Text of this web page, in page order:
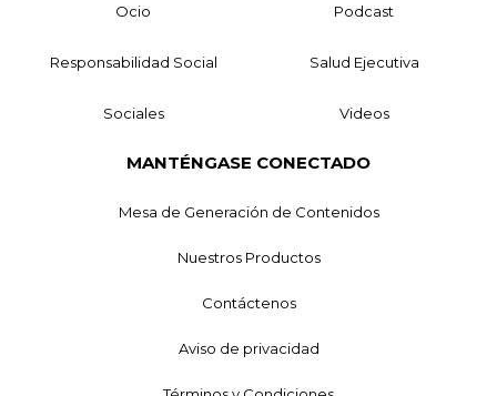
Ocio Podcast
Responsabilidad Social Salud Ejecutiva
Sociales Videos
MANTÉNGASE CONECTADO
Mesa de Generación de Contenidos
Nuestros Productos
Contáctenos
Aviso de privacidad